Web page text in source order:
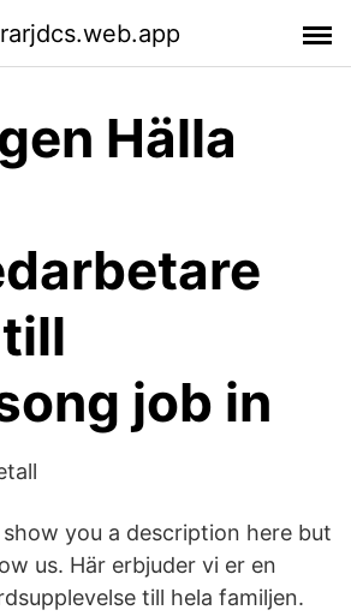
Hälla
job in
you a description here but
us. Här erbjuder vi er en
till hela familjen.